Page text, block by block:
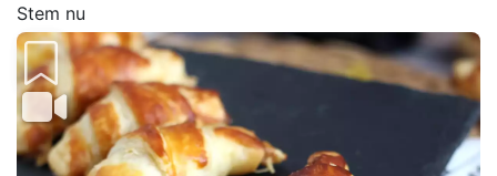
Stem nu